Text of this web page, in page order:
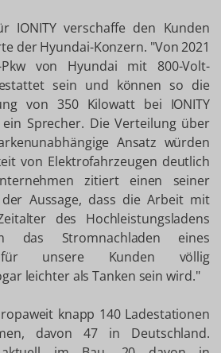
IONITY verschaffe den Kunden
der Hyundai-Konzern. "Von 2021
von Hyundai mit 800-Volt-
sein und können so die
von 350 Kilowatt bei IONITY
Sprecher. Die Verteilung über
Ansatz würden
von Elektrofahrzeugen deutlich
zitiert einen seiner
Aussage, dass die Arbeit mit
des Hochleistungsladens
das Stromnachladen eines
für unsere Kunden völlig
leichter als Tanken sein wird."
knapp 140 Ladestationen
davon 47 in Deutschland.